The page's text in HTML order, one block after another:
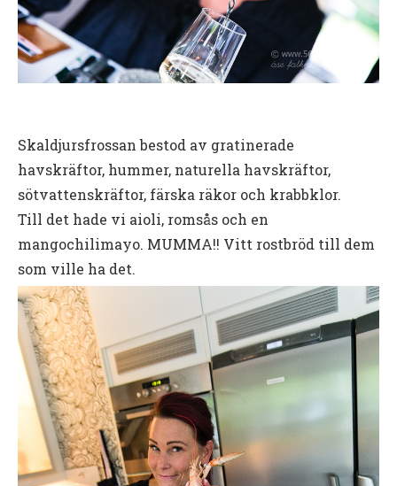
Skaldjursfrossan bestod av gratinerade
havskräftor, hummer, naturella havskräftor,
sötvattenskräftor, färska räkor och krabbklor.
Till det hade vi aioli, romsås och en
mangochilimayo. MUMMA!! Vitt rostbröd till dem
som ville ha det.